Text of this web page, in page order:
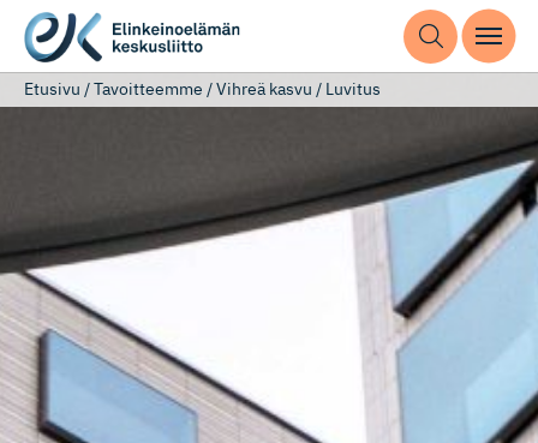
Etusivu /Tavoitteemme /Vihreä kasvu / Luvitus